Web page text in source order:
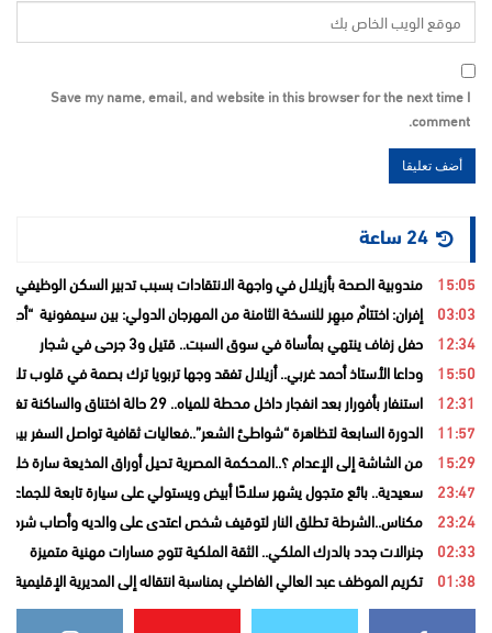
Save my name, email, and website in this browser for the next time I
comment.
15:05 مندوبية الصحة بأزيلال في واجهة الانتقادات بسبب تدبير السكن
03:03 إفران: اختتامٌ مبهِر للنسخة الثامنة من المهرجان الدولي: بين سيمفونية
12:34 حفل زفاف ينتهي بمأساة في سوق السبت.. قتيل و3 جرحى في شجار
15:50 وداعا الأستاذ أحمد غربي.. أزيلال تفقد وجها تربويا ترك بصمة في قلوب
12:31 استنفار بأفورار بعد انفجار داخل محطة للمياه.. 29 حالة اختناق والساكنة تغادر منازلها خوفاً من الغاز
11:57 الدورة السابعة لتظاهرة “شواطئ الشعر”..فعاليات ثقافية تواصل السفر بين
15:29 من الشاشة إلى الإعدام ؟..المحكمة المصرية تحيل أوراق المذيعة سارة
23:47 سعيدية.. بائع متجول يشهر سلاحًا أبيض ويستولي على سيارة تابعة للجماعة
23:24 مكناس..الشرطة تطلق النار لتوقيف شخص اعتدى على والديه وأصاب شرطيا
02:33 جنرالات جدد بالدرك الملكي.. الثقة الملكية تتوج مسارات مهنية متميزة
01:38 تكريم الموظف عبد العالي الفاضلي بمناسبة انتقاله إلى المديرية الإقليمية